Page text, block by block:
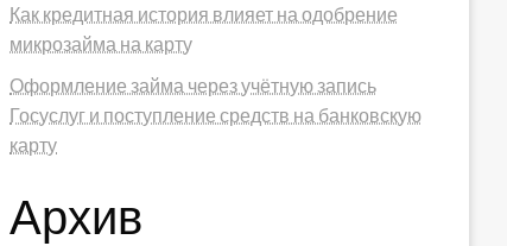
Как кредитная история влияет на одобрение
микрозайма на карту
Оформление займа через учётную запись
Госуслуг и поступление средств на банковскую
карту
Архив